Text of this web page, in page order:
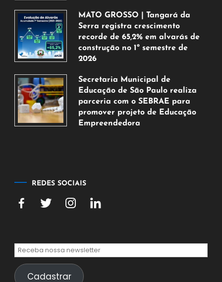
de
agosto
de
2026
MATO GROSSO | Tangará da
Serra registra crescimento
recorde de 65,2% em alvarás de
construção no 1º semestre de
2026
de
agosto
de
2026
Secretaria Municipal de
Educação de São Paulo realiza
parceria com o SEBRAE para
promover projeto de Educação
Empreendedora
2026
REDES SOCIAIS
Cadastrar